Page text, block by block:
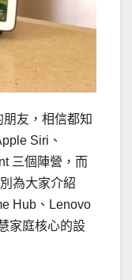
友，相信都知
Siri、
三個陣營，而
為大家介紹
Hub、Lenovo
家庭核心的設